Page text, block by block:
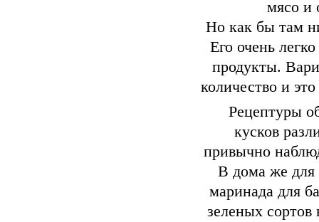
мясо и
Но как бы там
Его очень
продукты.
количество и
Рецептуры
кусков
привычно
В дома же для
маринада для
зеленых